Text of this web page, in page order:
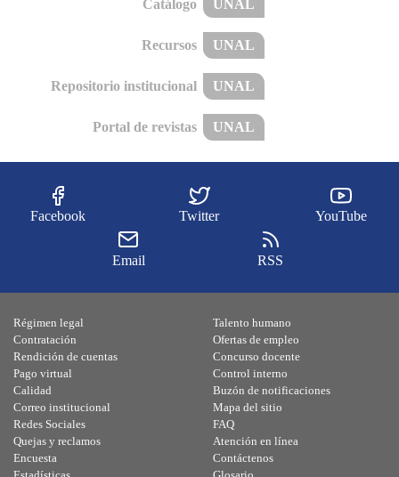
Catálogo UNAL
Recursos UNAL
Repositorio institucional UNAL
Portal de revistas UNAL
Facebook Twitter YouTube
Email RSS
Régimen legal
Contratación
Rendición de cuentas
Pago virtual
Calidad
Talento humano
Ofertas de empleo
Concurso docente
Control interno
Buzón de notificaciones
Correo institucional
Redes Sociales
Quejas y reclamos
Encuesta
Mapa del sitio
FAQ
Atención en línea
Contáctenos